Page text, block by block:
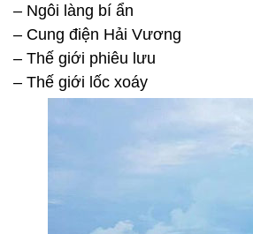
– Ngôi làng bí ẩn
– Cung điện Hải Vương
– Thế giới phiêu lưu
– Thế giới lốc xoáy